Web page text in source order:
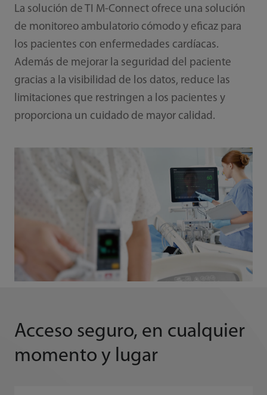
La solución de TI M-Connect ofrece una solución
de monitoreo ambulatorio cómodo y eficaz para
los pacientes con enfermedades cardíacas.
Además de mejorar la seguridad del paciente
gracias a la visibilidad de los datos, reduce las
limitaciones que restringen a los pacientes y
proporciona un cuidado de mayor calidad.
Acceso seguro, en cualquier
momento y lugar